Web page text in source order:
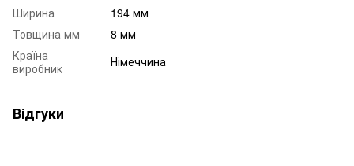
Ширина
194 мм
Товщина мм
8 мм
Країна
виробник
Німеччина
Відгуки